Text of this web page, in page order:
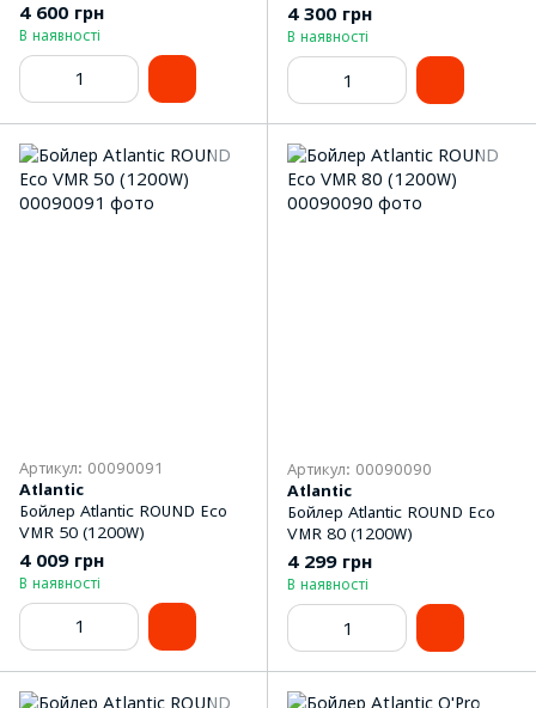
4 600 грн
В наявності
4 300 грн
В наявності
Артикул: 00090091
Atlantic
Бойлер Atlantic ROUND Eco
VMR 50 (1200W)
4 009 грн
В наявності
Артикул: 00090090
Atlantic
Бойлер Atlantic ROUND Eco
VMR 80 (1200W)
4 299 грн
В наявності